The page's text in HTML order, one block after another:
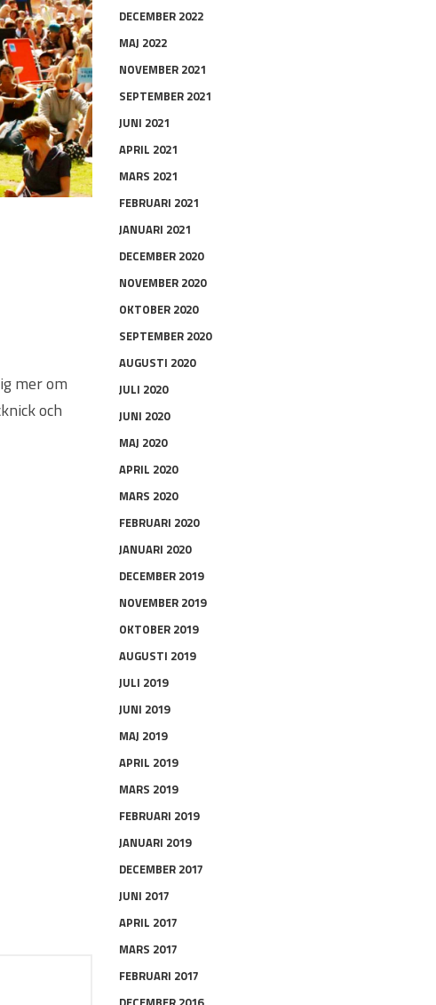
mer om
och
DECEMBER 2022
MAJ 2022
NOVEMBER 2021
SEPTEMBER 2021
JUNI 2021
APRIL 2021
MARS 2021
FEBRUARI 2021
JANUARI 2021
DECEMBER 2020
NOVEMBER 2020
OKTOBER 2020
SEPTEMBER 2020
AUGUSTI 2020
JULI 2020
JUNI 2020
MAJ 2020
APRIL 2020
MARS 2020
FEBRUARI 2020
JANUARI 2020
DECEMBER 2019
NOVEMBER 2019
OKTOBER 2019
AUGUSTI 2019
JULI 2019
JUNI 2019
MAJ 2019
APRIL 2019
MARS 2019
FEBRUARI 2019
JANUARI 2019
DECEMBER 2017
JUNI 2017
APRIL 2017
MARS 2017
FEBRUARI 2017